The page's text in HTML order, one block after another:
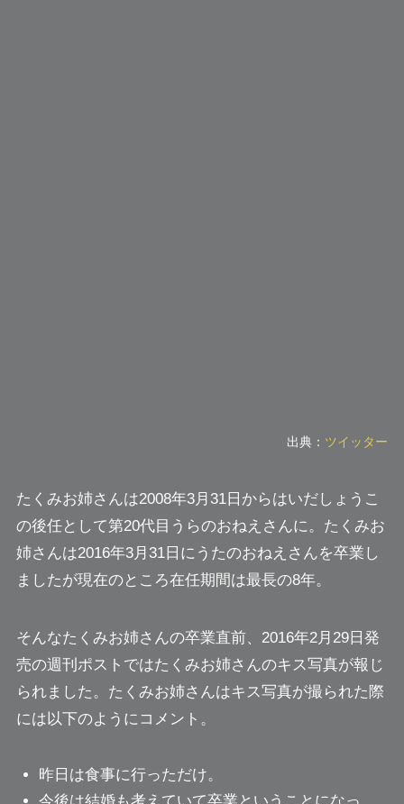
出典： ツイッター
たくみお姉さんは2008年3月31日からはいだしょうこ
の後任として第20代目うらのおねえさんに。たくみお
姉さんは2016年3月31日にうたのおねえさんを卒業し
ましたが現在のところ在任期間は最長の8年。
そんなたくみお姉さんの卒業直前、2016年2月29日発
売の週刊ポストではたくみお姉さんのキス写真が報じ
られました。たくみお姉さんはキス写真が撮られた際
には以下のようにコメント。
昨日は食事に行っただけ。